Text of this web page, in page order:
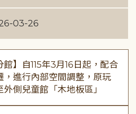
03-26
館】自115年3月16日起，配合
，進行內部空間調整，原玩
側兒童館「木地板區」